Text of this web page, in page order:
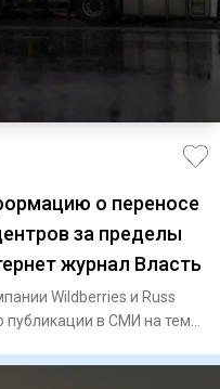
о переносе
за пределы
журнал Власть
Wildberries и Russ
публикации в СМИ на тему